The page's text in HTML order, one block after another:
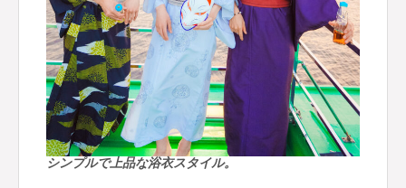
シンプルで上品な浴衣スタイル。